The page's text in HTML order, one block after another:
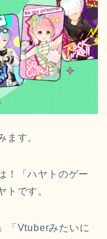
ます。
！「ハヤトのゲー
トです。
「Vtuberみたいに